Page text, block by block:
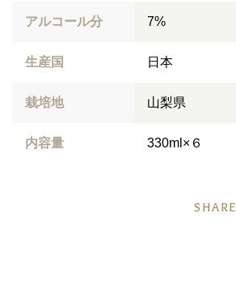
アルコール分 7%
生産国 日本
栽培地 山梨県
内容量 330ml×６
SHARE